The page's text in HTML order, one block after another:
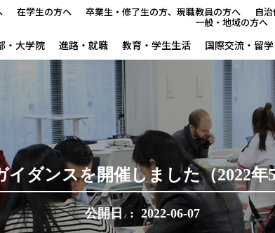
在学生の方へ 卒業生・修了生の方、現職教員の方へ 自
一般・地域の方へ
・大学院 進路・就職 教育・学生生活 国際交流・留学
奈良教育大学で学ぶ
国際協力・シンポジウム
留学生支援サイト
国際交流データ
イダンスを開催しました（2022年
公開日 : 2022-06-07